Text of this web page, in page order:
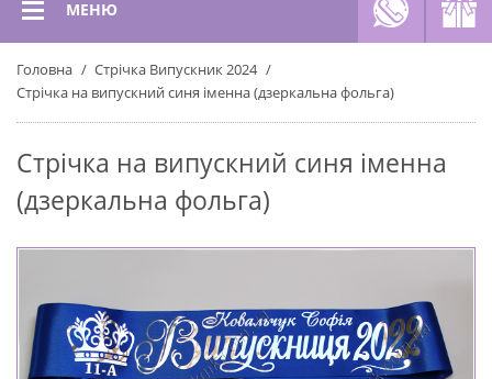
МЕНЮ
Головна
Стрічка Випускник 2024
Стрічка на випускний синя іменна (дзеркальна фольга)
Стрічка на випускний синя іменна
(дзеркальна фольга)